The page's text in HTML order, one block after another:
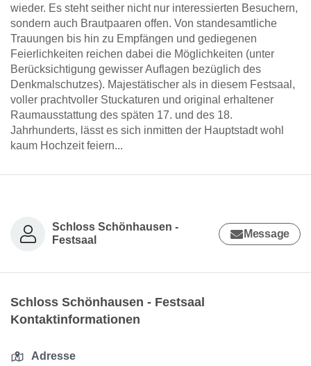
wieder. Es steht seither nicht nur interessierten Besuchern,
sondern auch Brautpaaren offen. Von standesamtliche
Trauungen bis hin zu Empfängen und gediegenen
Feierlichkeiten reichen dabei die Möglichkeiten (unter
Berücksichtigung gewisser Auflagen bezüglich des
Denkmalschutzes). Majestätischer als in diesem Festsaal,
voller prachtvoller Stuckaturen und original erhaltener
Raumausstattung des späten 17. und des 18.
Jahrhunderts, lässt es sich inmitten der Hauptstadt wohl
kaum Hochzeit feiern...
Schloss Schönhausen -
Festsaal
Message
Schloss Schönhausen - Festsaal
Kontaktinformationen
Adresse